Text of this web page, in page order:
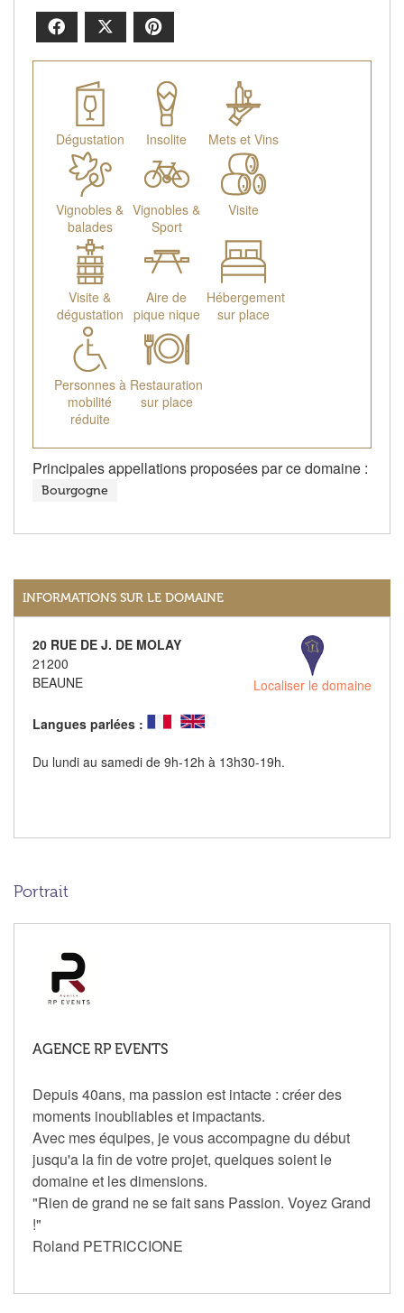
Facebook
Dégustation Insolite Mets et Vins
Vignobles &
balades
Vignobles &
Sport
Visite
Visite &
dégustation
Aire de
pique nique
Hébergement
sur place
Personnes à
mobilité
réduite
Restauration
sur place
Principales appellations proposées par ce domaine :
Bourgogne
INFORMATIONS SUR LE DOMAINE
20 RUE DE J. DE MOLAY
21200
BEAUNE
Localiser le domaine
Langues parlées :
Du lundi au samedi de 9h-12h à 13h30-19h.
Portrait
AGENCE RP EVENTS
Depuis 40ans, ma passion est intacte : créer des
moments inoubliables et impactants.
Avec mes équipes, je vous accompagne du début
jusqu'a la fin de votre projet, quelques soient le
domaine et les dimensions.
"Rien de grand ne se fait sans Passion. Voyez Grand
!"
Roland PETRICCIONE